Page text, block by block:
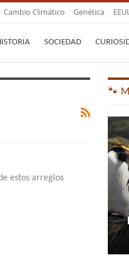
Cambio Climático Genética
SOCIEDAD
estos arreglos
🐾